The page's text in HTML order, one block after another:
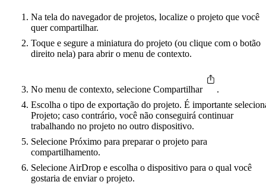
Na tela do navegador de projetos, localize o projeto que você
quer compartilhar.
Toque e segure a miniatura do projeto (ou clique com o botão
direito nela) para abrir o menu de contexto.
No menu de contexto, selecione Compartilhar
.
Escolha o tipo de exportação do projeto. É importante
Projeto; caso contrário, você não conseguirá continuar
trabalhando no projeto no outro dispositivo.
Selecione Próximo para preparar o projeto para
compartilhamento.
Selecione AirDrop e escolha o dispositivo para o qual você
gostaria de enviar o projeto.